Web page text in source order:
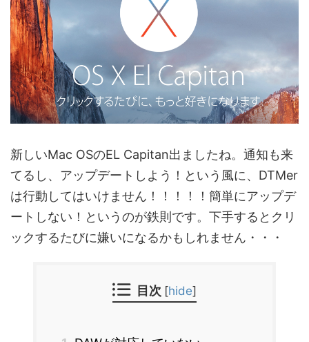
新しいMac OSのEL Capitan出ましたね。通知も来
てるし、アップデートしよう！という風に、DTMer
は行動してはいけません！！！！！簡単にアップデ
ートしない！というのが鉄則です。下手するとクリ
ックするたびに嫌いになるかもしれません・・・
目次 [hide]